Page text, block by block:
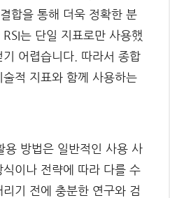
합을 통해 더욱 정확한 분
는 단일 지표로만 사용했
어렵습니다. 따라서 종합
적 지표와 함께 사용하는
용 방법은 일반적인 사용 사
이나 전략에 따라 다를 수
기 전에 충분한 연구와 검